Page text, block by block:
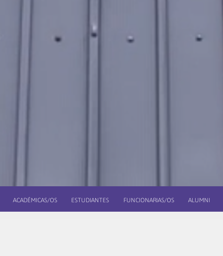
ACADÉMICAS/OS ESTUDIANTES FUNCIONARIAS/OS ALUMNI